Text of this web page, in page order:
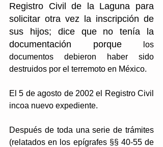
Registro Civil de la Laguna para
solicitar otra vez la inscripción de
sus hijos; dice que no tenía la
documentación porque
los
documentos debieron haber sido
destruidos por el terremoto en México.
El 5 de agosto de 2002 el Registro Civil
incoa nuevo expediente.
Después de toda una serie de trámites
(relatados en los epígrafes §§ 40-55 de